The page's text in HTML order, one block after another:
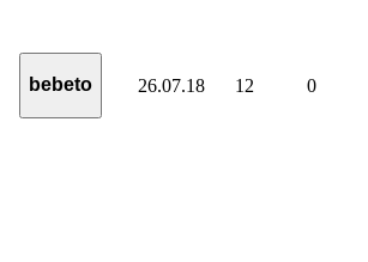
bebeto 26.07.18 12 0